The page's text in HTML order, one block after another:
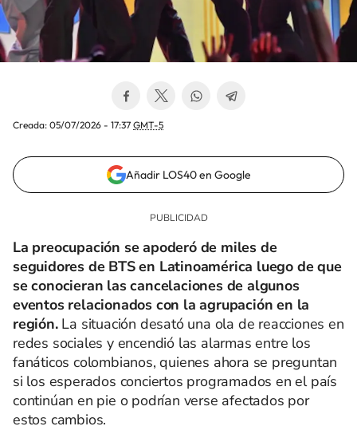
Creada: 05/07/2026 - 17:37 GMT-5
Añadir LOS40 en Google
La preocupación se apoderó de miles de
seguidores de BTS en Latinoamérica luego de que
se conocieran las cancelaciones de algunos
eventos relacionados con la agrupación en la
región.La situación desató una ola de reacciones en
redes sociales y encendió las alarmas entre los
fanáticos colombianos, quienes ahora se preguntan
si los esperados conciertos programados en el país
continúan en pie o podrían verse afectados por
estos cambios.